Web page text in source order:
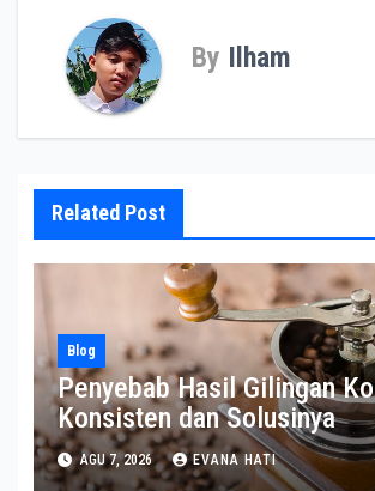
By Ilham
Related Post
Blog
Penyebab Hasil Gilingan
Konsisten dan Solusinya
AGU 7, 2026 EVANA HATI